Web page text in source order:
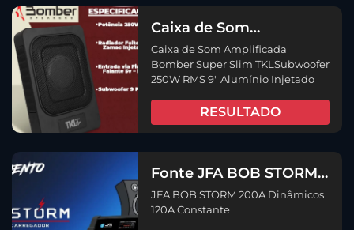
Caixa de Som
Amplificada Bomber
Super Slim
TKLSubwoofer 250W
Injetado
Caixa de Som Amplificada
Bomber Super Slim TKLSubwoofer
250W RMS 9" Alumínio Injetado
RESULTADO
Fonte JFA BOB STORM
200A Dinâmicos 120A
Constante
JFA BOB STORM 200A Dinâmicos
120A Constante